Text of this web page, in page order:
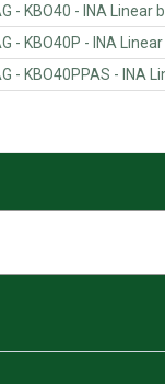
INA-FAG - KBO40 -
INA-FAG -
INA-FAG -